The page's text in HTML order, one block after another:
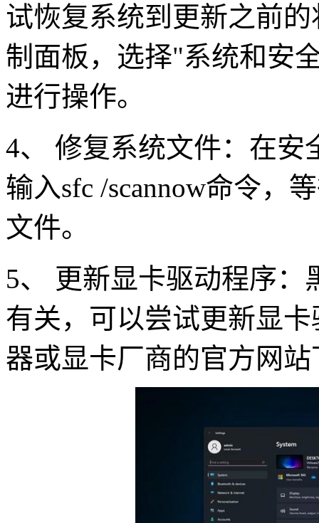
试恢复系统到更新之前
制面板，选择"系统和安
进行操作。
4、 修复系统文件：在安
输入sfc /scannow命令，
文件。
5、 更新显卡驱动程序
有关，可以尝试更新显
器或显卡厂商的官方网